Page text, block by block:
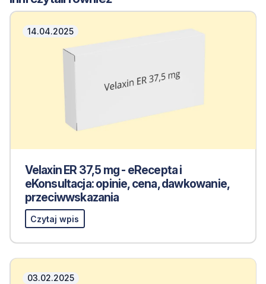
14.04.2025
Velaxin ER 37,5 mg - eRecepta i
eKonsultacja: opinie, cena, dawkowanie,
przeciwwskazania
Czytaj wpis
03.02.2025